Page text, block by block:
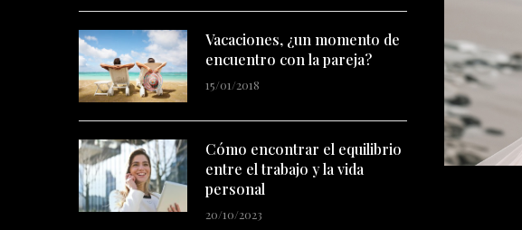
encuentro con la pareja?
15/01/2018
entre el trabajo y la vida
personal
20/10/2023